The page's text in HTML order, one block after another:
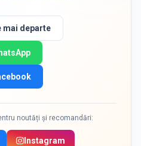
departe
noutăți și recomandări:
Instagram